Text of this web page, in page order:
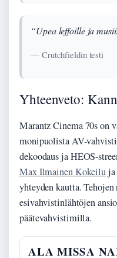
“Upea leffoille ja
— Crutchfieldin testi
Yhteenveto:
Marantz Cinema 70s on
monipuolista AV-
dekoodaus ja HEOS-
Max Ilmainen Kokeilu
yhteyden kautta.
esivahvistinlähtöjen
päätevahvistimilla.
ALA MISSA